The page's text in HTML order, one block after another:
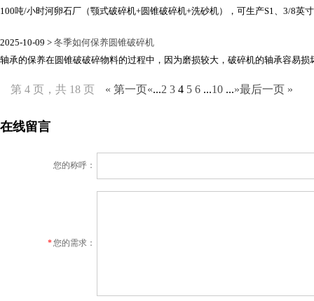
100吨/小时河卵石厂（颚式破碎机+圆锥破碎机+洗砂机），可生产S1、3/8英
2025-10-09 > 冬季如何保养圆锥破碎机
轴承的保养在圆锥破破碎物料的过程中，因为磨损较大，破碎机的轴承容易
第 4 页，共 18 页 « 第一页«...2 3 4 5 6 ...10 ...»最后一页 »